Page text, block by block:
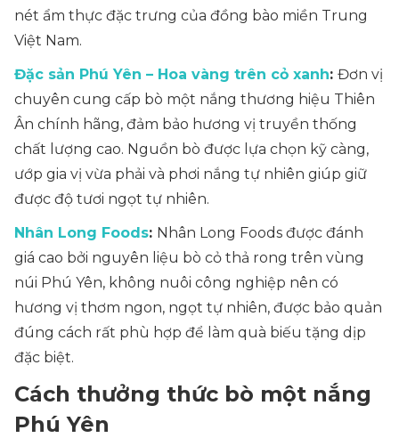
nét ẩm thực đặc trưng của đồng bào miền Trung
Việt Nam.
Đặc sản Phú Yên – Hoa vàng trên cỏ xanh: Đơn vị
chuyên cung cấp bò một nắng thương hiệu Thiên
Ân chính hãng, đảm bảo hương vị truyền thống
chất lượng cao. Nguồn bò được lựa chọn kỹ càng,
ướp gia vị vừa phải và phơi nắng tự nhiên giúp giữ
được độ tươi ngọt tự nhiên.
Nhân Long Foods: Nhân Long Foods được đánh
giá cao bởi nguyên liệu bò cỏ thả rong trên vùng
núi Phú Yên, không nuôi công nghiệp nên có
hương vị thơm ngon, ngọt tự nhiên, được bảo quản
đúng cách rất phù hợp để làm quà biếu tặng dịp
đặc biệt.
Cách thưởng thức bò một nắng
Phú Yên